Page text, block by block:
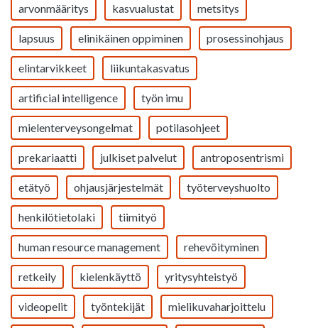
arvonmääritys kasvualustat metsitys
lapsuus elinikäinen oppiminen prosessinohjaus
elintarvikkeet liikuntakasvatus
artificial intelligence työn imu
mielenterveysongelmat potilasohjeet
prekariaatti julkiset palvelut antroposentrismi
etätyö ohjausjärjestelmät työterveyshuolto
henkilötietolaki tiimityö
human resource management rehevöityminen
retkeily kielenkäyttö yritysyhteistyö
videopelit työntekijät mielikuvaharjoittelu